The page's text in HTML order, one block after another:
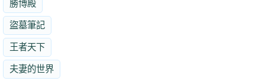
勝博殿
盜墓筆記
王者天下
夫妻的世界